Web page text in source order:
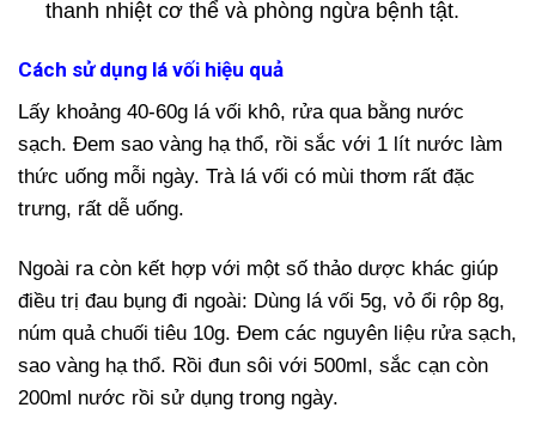
thanh nhiệt cơ thể và phòng ngừa bệnh tật.
Cách sử dụng lá vối hiệu quả
Lấy khoảng 40-60g lá vối khô, rửa qua bằng nước
sạch. Đem sao vàng hạ thổ, rồi sắc với 1 lít nước làm
thức uống mỗi ngày. Trà lá vối có mùi thơm rất đặc
trưng, rất dễ uống.
Ngoài ra còn kết hợp với một số thảo dược khác giúp
điều trị đau bụng đi ngoài: Dùng lá vối 5g, vỏ ổi rộp 8g,
núm quả chuối tiêu 10g. Đem các nguyên liệu rửa sạch,
sao vàng hạ thổ. Rồi đun sôi với 500ml, sắc cạn còn
200ml nước rồi sử dụng trong ngày.